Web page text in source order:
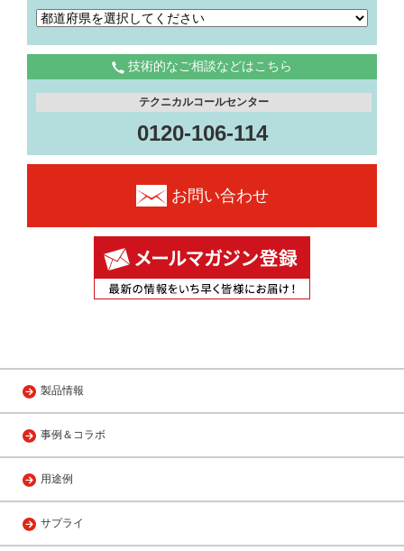
技術的なご相談などはこちら
テクニカルコールセンター
0120-106-114
お問い合わせ
製品情報
事例＆コラボ
用途例
サプライ